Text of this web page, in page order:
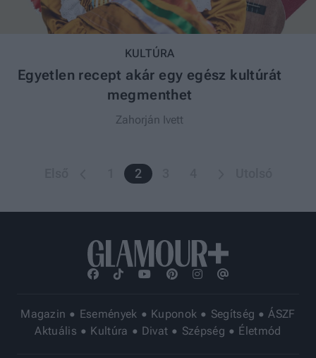
KULTÚRA
Egyetlen recept akár egy egész kultúrát
megmenthet
Zahorján Ivett
2
Magazin Események Kuponok Segítség
ÁSZF
Aktuális
Kultúra Divat Szépség Életmód